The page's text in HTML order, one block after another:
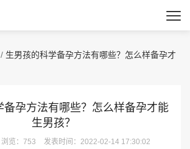
/ 生男孩的科学备孕方法有哪些？怎么样备孕才
备孕方法有哪些？怎么样备孕才能
生男孩？
浏览：753 发表时间：2022-02-14 17:30:02